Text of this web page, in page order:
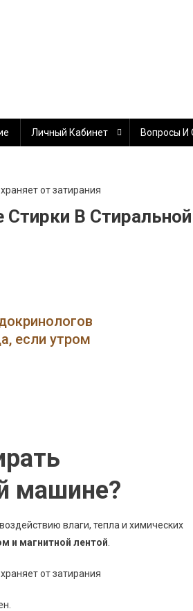
Личный Кабинет Вопросы И
Стирки В Стиральной
если утром
машине?
влаги, тепла и химических
и магнитной лентой